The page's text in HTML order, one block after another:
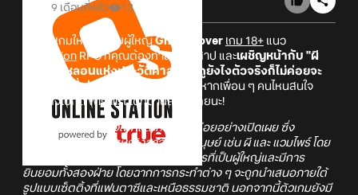
9 เดือนที่แล้ว
13
มาแล้วเกมใหม่สำหรับผู้ใหญ่ Ghost Lover เกม 18+ แนว
Simulation RPG ที่คุณต้องทำลายคำสาป และเผชิญหน้ากับ "ผี
สาว" สุดหลอนแห่งประวัติศาสตร์ ที่ดูยังไงตัวจริงก็ไม่ค่อยจะ
เหมือนกับที่เล่าลือกันเท่าไหร่นัก....?
หากเพื่อน ๆ คนไหนสนใจ
เลื่อนลงไปกด Wishlist ได้ที่ด้านล่างนี้เลยนะ!
**ตัวเกมมีเนื้อหาทางเพศและการโป๊เปลือยอย่างเปิดเผย ซึ่ง
เกี่ยวข้องกับตัวละครหญิงสาวที่ไม่ใช่มนุษย์ เช่น ผี และ แวมไพร์ โดย
เนื้อหาทางเพศจะเกิดขึ้นระหว่างตัวละครที่เป็นผู้ใหญ่และมีการ
ยินยอมทั้งสองฝ่าย โดยฉากการกระทำต่าง ๆ จะถูกนำเสนอภายใต้
รูปแบบเซ็ตติ้งที่แฟนตาซีและเหนือธรรมชาติ นอกจากนี้ตัวเกมยังมี